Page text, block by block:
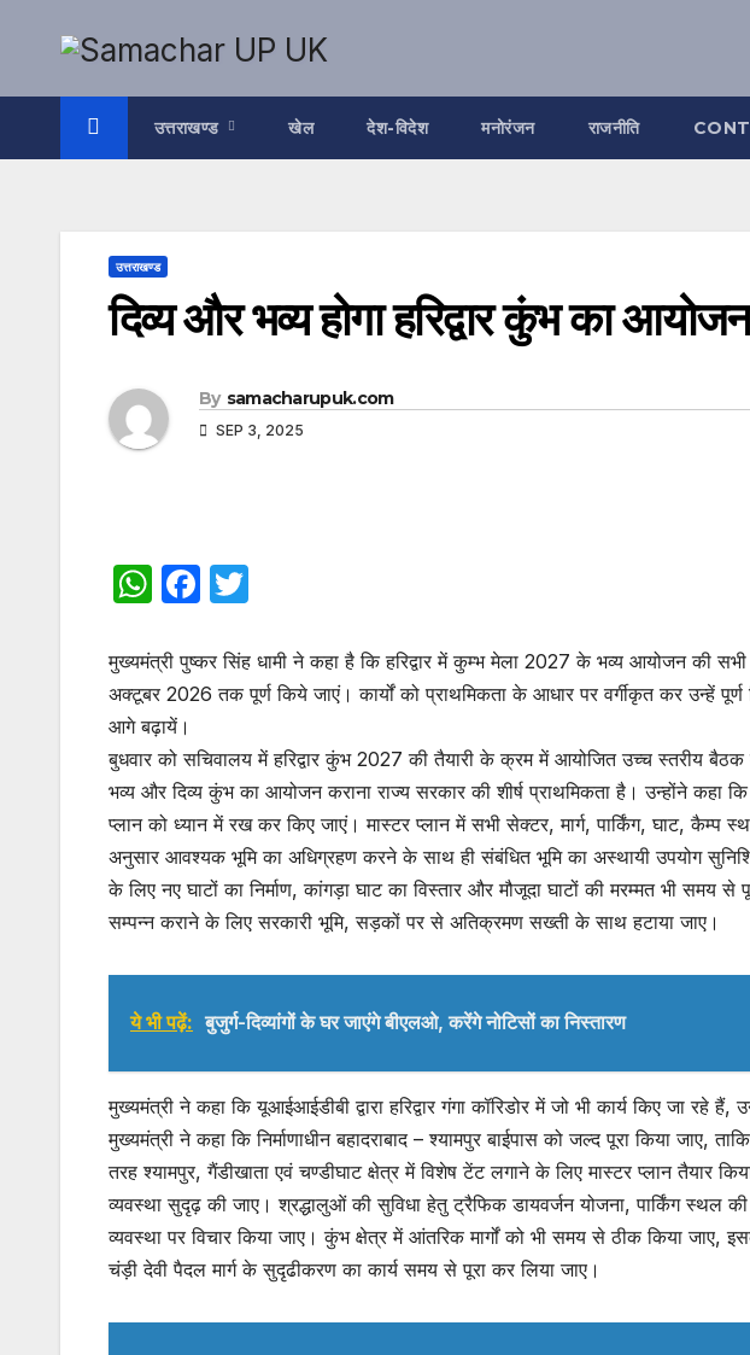
उत्तराखण्ड खेल देश-विदेश मनोरंजन राजनीति
उत्तराखण्ड
दिव्य और भव्य होगा हरिद्वार कुंभ का
By samacharupuk.com
SEP 3, 2025
W
at
s
A
p
p
F
c
e
b
o
o
k
itt
er
मुख्यमंत्री पुष्कर सिंह धामी ने कहा है कि हरिद्वार में कुम्भ मेला 2027 के भव्य आयोजन की
अक्टूबर 2026 तक पूर्ण किये जाएं। कार्यों को प्राथमिकता के आधार पर वर्गीकृत कर उन्हें
आगे बढ़ायें।
बुधवार को सचिवालय में हरिद्वार कुंभ 2027 की तैयारी के क्रम में आयोजित उच्च स्तरीय बैठक
भव्य और दिव्य कुंभ का आयोजन कराना राज्य सरकार की शीर्ष प्राथमिकता है। उन्होंने कहा कि
प्लान को ध्यान में रख कर किए जाएं। मास्टर प्लान में सभी सेक्टर, मार्ग, पार्किंग, घाट, कैम्प
अनुसार आवश्यक भूमि का अधिग्रहण करने के साथ ही संबंधित भूमि का अस्थायी उपयोग
के लिए नए घाटों का निर्माण, कांगड़ा घाट का विस्तार और मौजूदा घाटों की मरम्मत भी
सम्पन्न कराने के लिए सरकारी भूमि, सड़कों पर से अतिक्रमण सख्ती के साथ हटाया जाए।
ये भी पढ़ें: बुजुर्ग-दिव्यांगों के घर जाएंगे बीएलओ, करेंगे नोटिसों का निस्तारण
मुख्यमंत्री ने कहा कि यूआईआईडीबी द्वारा हरिद्वार गंगा कॉरिडोर में जो भी कार्य किए जा रहे
मुख्यमंत्री ने कहा कि निर्माणाधीन बहादराबाद – श्यामपुर बाईपास को जल्द पूरा किया
तरह श्यामपुर, गैंडीखाता एवं चण्डीघाट क्षेत्र में विशेष टेंट लगाने के लिए मास्टर प्लान तैयार
व्यवस्था सुदृढ़ की जाए। श्रद्धालुओं की सुविधा हेतु ट्रैफिक डायवर्जन योजना, पार्किंग स्थल
व्यवस्था पर विचार किया जाए। कुंभ क्षेत्र में आंतरिक मार्गों को भी समय से ठीक किया जाए,
चंड़ी देवी पैदल मार्ग के सुदृढीकरण का कार्य समय से पूरा कर लिया जाए।